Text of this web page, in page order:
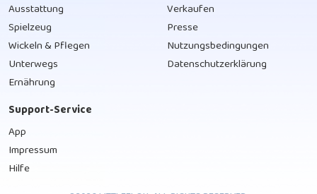
Ausstattung
Spielzeug
Wickeln & Pflegen
Unterwegs
Ernährung
Verkaufen
Presse
Nutzungsbedingungen
Datenschutzerklärung
Support-Service
App
Impressum
Hilfe